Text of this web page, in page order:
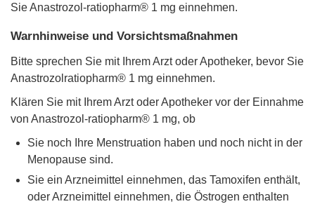
Sie Anastrozol-ratiopharm® 1 mg einnehmen.
Warnhinweise und Vorsichtsmaßnahmen
Bitte sprechen Sie mit Ihrem Arzt oder Apotheker, bevor Sie
Anastrozolratiopharm® 1 mg einnehmen.
Klären Sie mit Ihrem Arzt oder Apotheker vor der Einnahme
von Anastrozol-ratiopharm® 1 mg, ob
Sie noch Ihre Menstruation haben und noch nicht in der
Menopause sind.
Sie ein Arzneimittel einnehmen, das Tamoxifen enthält,
oder Arzneimittel einnehmen, die Östrogen enthalten